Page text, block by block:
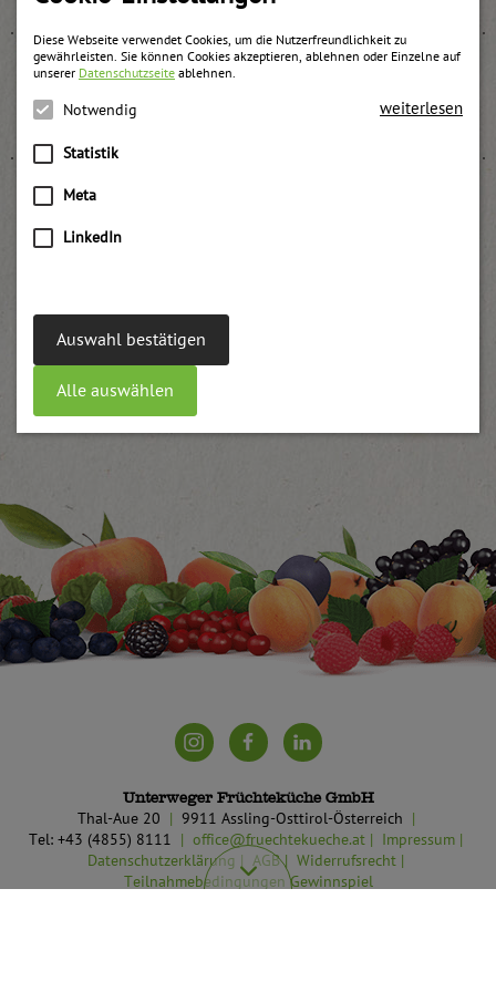
Diese Webseite verwendet Cookies, um die Nutzerfreundlichkeit zu
gewährleisten. Sie können Cookies akzeptieren, ablehnen oder Einzelne auf
unserer Datenschutzseite ablehnen.
Notwendig
Statistik
Meta
LinkedIn
weiterlesen
Auswahl bestätigen
Alle auswählen
Rote Beeren Fruchtaufstrich
Unterweger Früchteküche GmbH
Thal-Aue 20
9911 Assling-Osttirol-Österreich
Tel: +43 (4855) 8111
office@fruechtekueche.at
Impressum
Datenschutzerklärung
AGB
Widerrufsrecht
Teilnahmebedingungen Gewinnspiel